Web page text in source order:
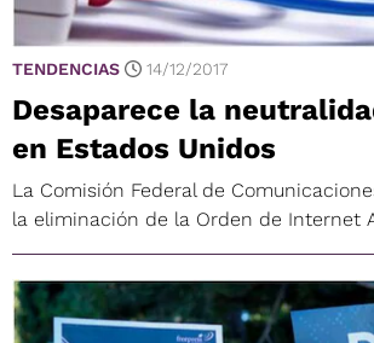
TENDENCIAS 14/12/2017
Desaparece la
en Estados Unidos
La Comisión Federal de
la eliminación de la Orden de Internet